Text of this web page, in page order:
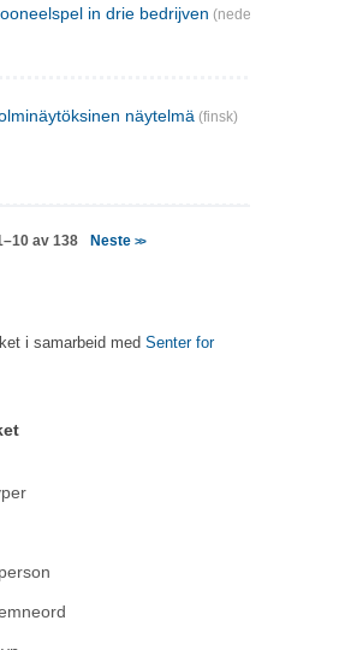
in drie bedrijven (nederlandsk)
näytelmä (finsk)
av 138 Neste >>
i samarbeid med Senter for